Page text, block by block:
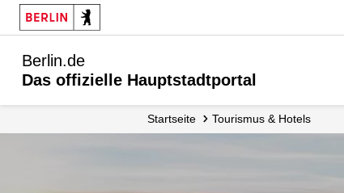
Berlin.de
Das offizielle Hauptstadtportal
Startseite Tourismus & Hotels